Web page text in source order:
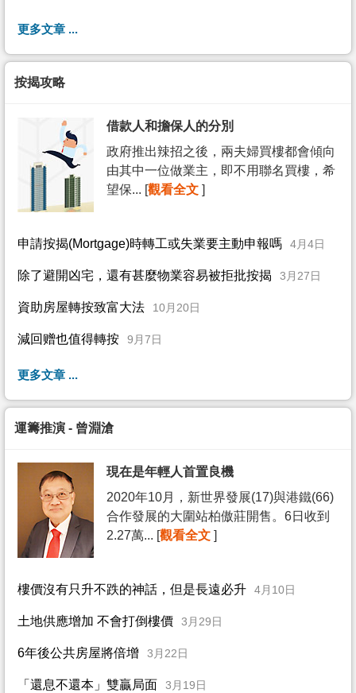
更多文章 ...
按揭攻略
借款人和擔保人的分別
政府推出辣招之後，兩夫婦買樓都會傾向
由其中一位做業主，即不用聯名買樓，希
望保... [觀看全文 ]
申請按揭(Mortgage)時轉工或失業要主動申報嗎 4月4日
除了避開凶宅，還有甚麼物業容易被拒批按揭 3月27日
資助房屋轉按致富大法 10月20日
減回赠也值得轉按 9月7日
更多文章 ...
運籌推演 - 曾淵滄
現在是年輕人首置良機
2020年10月，新世界發展(17)與港鐵(66)
合作發展的大圍站柏傲莊開售。6日收到
2.27萬... [觀看全文 ]
樓價沒有只升不跌的神話，但是長遠必升 4月10日
土地供應增加 不會打倒樓價 3月29日
6年後公共房屋將倍增 3月22日
「還息不還本」雙贏局面 3月19日